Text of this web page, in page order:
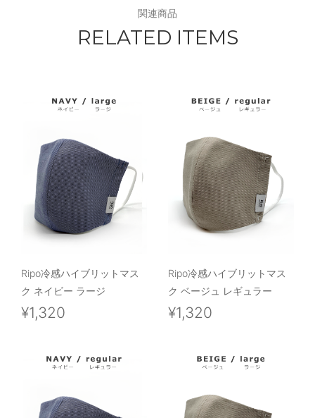
関連商品
RELATED ITEMS
Ripo冷感ハイブリットマス
ク ネイビー ラージ
¥1,320
Ripo冷感ハイブリットマス
ク ベージュ レギュラー
¥1,320